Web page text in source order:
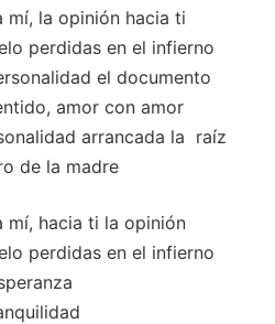
mí, la opinión hacia ti
perdidas en el infierno
el documento
amor con amor
arrancada la raíz
de la madre
mí, hacia ti la opinión
perdidas en el infierno